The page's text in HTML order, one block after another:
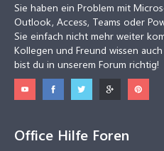
Sie haben ein Problem mit
Outlook, Access, Teams oder
Sie einfach nicht mehr weiter
Kollegen und Freund wissen
bist du in unserem Forum richtig!
Office Hilfe Foren